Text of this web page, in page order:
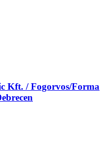
Kft. / Fogorvos/Forma